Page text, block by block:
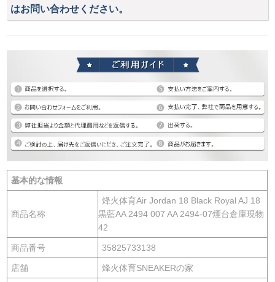
はお問い合わせください。
基本的な情報
商品名称
烽火体育Air Jordan 18 Black Royal AJ 18
黒藍AA 2494 007 AA 2494-07煙台倉庫現物
42
商品番号 35825733138
店舗 烽火体育SNEAKERの家